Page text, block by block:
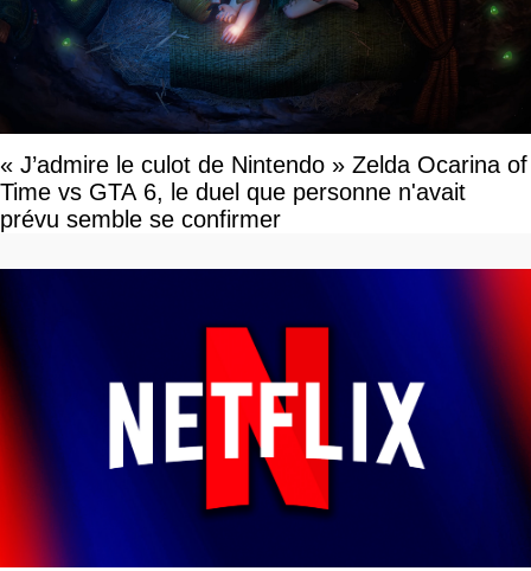
« J’admire le culot de Nintendo » Zelda Ocarina of
Time vs GTA 6, le duel que personne n'avait
prévu semble se confirmer